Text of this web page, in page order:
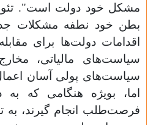
مشکل خود دولت است".
بطن خود نطفه مشکلات
اقدامات دولت‌ها برای
سیاست‌های مالیاتی،
سیاست‌های پولی آسان
اما، بویژه هنگامی که
فرصت‌طلب انجام گیرند، به